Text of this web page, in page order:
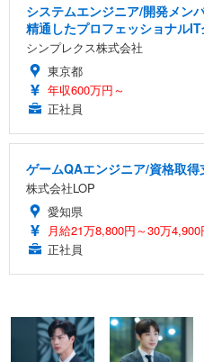
システムエンジニア/開発メン
精通したプロフェッショナル
シンプレクス株式会社
東京都
年収600万円～
正社員
ゲームQAエンジニア/資格取
株式会社LOP
愛知県
月給21万8,800円～30万4,900
正社員